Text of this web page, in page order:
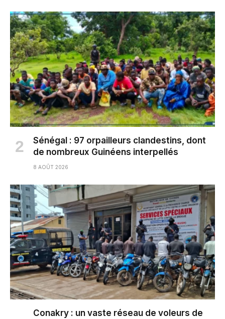
Sénégal : 97 orpailleurs clandestins, dont
de nombreux Guinéens interpellés
8 AOÛT 2026
Conakry : un vaste réseau de voleurs de